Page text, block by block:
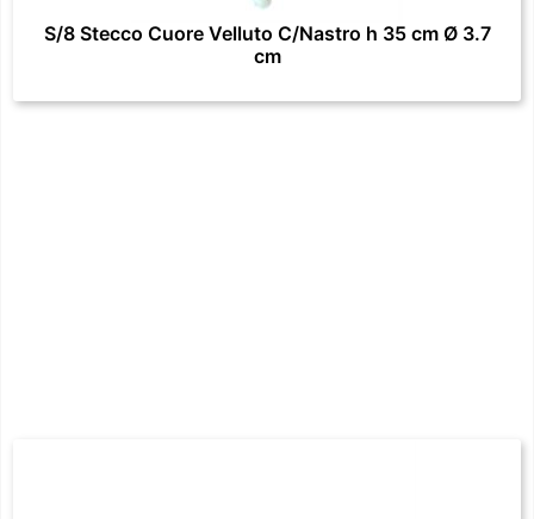
S/8 Stecco Cuore Velluto C/Nastro h 35 cm Ø 3.7
cm